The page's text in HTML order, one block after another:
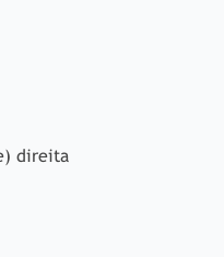
direita